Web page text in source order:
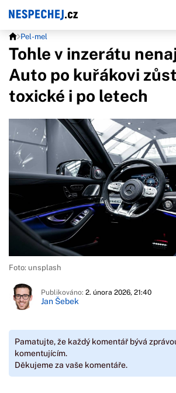
Pel-mel
Tohle v inzerátu
Auto po kuřákovi
toxické i po letech
Foto: unsplash
Publikováno: 2. února 2026, 21:40
Jan Šebek
Pamatujte, že každý komentář bývá
komentujícím.
Děkujeme za vaše komentáře.